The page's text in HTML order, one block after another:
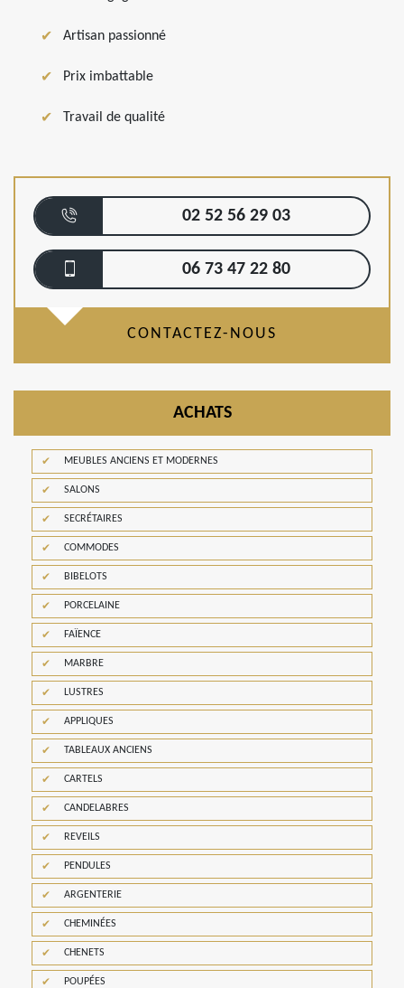
Artisan passionné
Prix imbattable
Travail de qualité
02 52 56 29 03
06 73 47 22 80
CONTACTEZ-NOUS
ACHATS
MEUBLES ANCIENS ET MODERNES
SALONS
SECRÉTAIRES
COMMODES
BIBELOTS
PORCELAINE
FAÏENCE
MARBRE
LUSTRES
APPLIQUES
TABLEAUX ANCIENS
CARTELS
CANDELABRES
REVEILS
PENDULES
ARGENTERIE
CHEMINÉES
CHENETS
POUPÉES